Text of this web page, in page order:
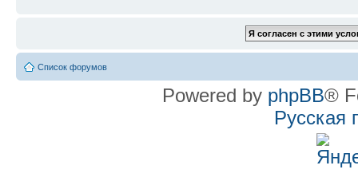
Список форумов
Powered by phpBB®
Русская